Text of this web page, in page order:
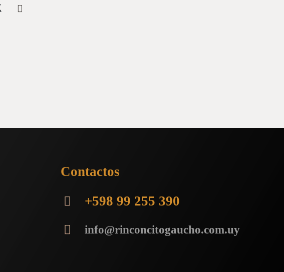
Contactos
+598 99 255 390
info@rinconcitogaucho.com.uy